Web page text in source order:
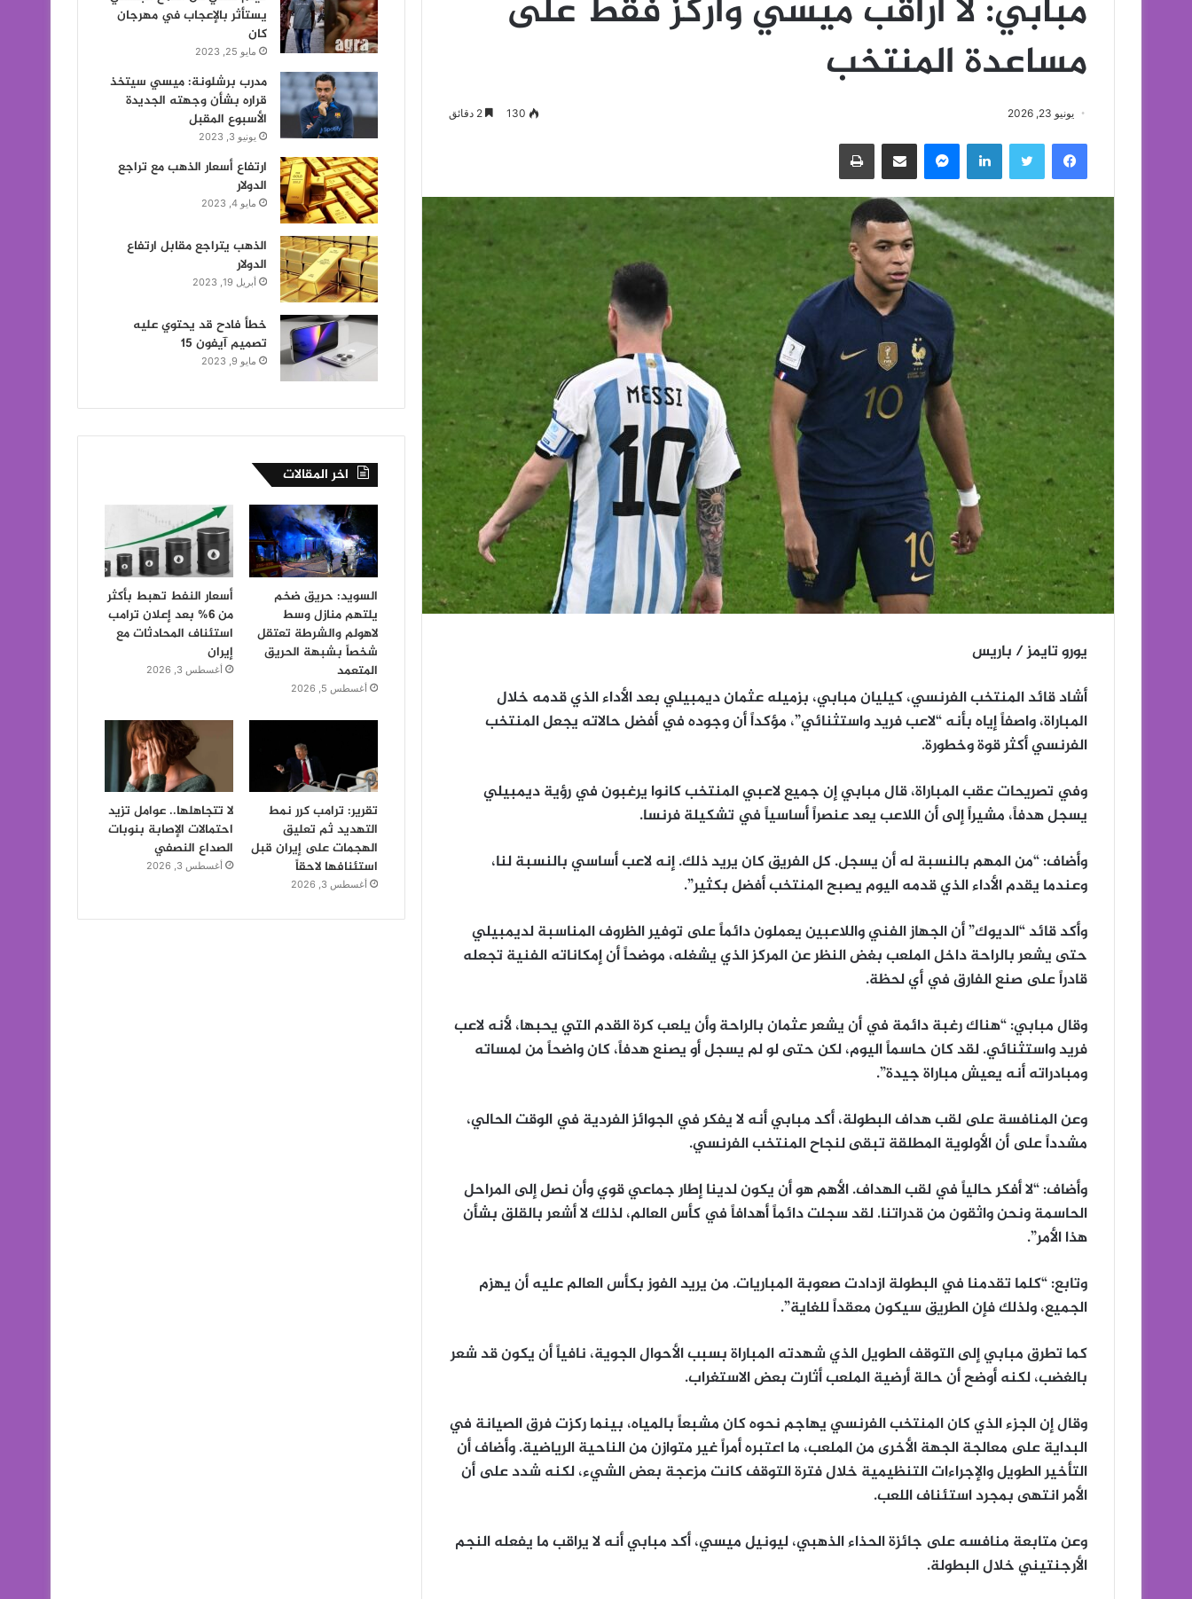
مبابي: لا أراقب ميسي وأركز فقط على
مساعدة المنتخب
يونيو 23, 2026 130
فيسبوك تويتر لينكدإن ماسنجر مشاركة عبر البريد طباعة
يورو تايمز / باريس
أشاد قائد المنتخب الفرنسي، كيليان مبابي، بزميله عثمان ديمبيلي بعد الأداء الذي قدمه خلال
المباراة، واصفاً إياه بأنه “لاعب فريد واستثنائي”، مؤكداً أن وجوده في أفضل حالاته يجعل المنتخب
الفرنسي أكثر قوة وخطورة.
وفي تصريحات عقب المباراة، قال مبابي إن جميع لاعبي المنتخب كانوا يرغبون في رؤية ديمبيلي
يسجل هدفاً، مشيراً إلى أن اللاعب يعد عنصراً أساسياً في تشكيلة فرنسا.
وأضاف: “من المهم بالنسبة له أن يسجل. كل الفريق كان يريد ذلك. إنه لاعب أساسي بالنسبة لنا،
وعندما يقدم الأداء الذي قدمه اليوم يصبح المنتخب أفضل بكثير”.
وأكد قائد “الديوك” أن الجهاز الفني واللاعبين يعملون دائماً على توفير الظروف المناسبة لديمبيلي
حتى يشعر بالراحة داخل الملعب بغض النظر عن المركز الذي يشغله، موضحاً أن إمكاناته الفنية تجعله
قادراً على صنع الفارق في أي لحظة.
وقال مبابي: “هناك رغبة دائمة في أن يشعر عثمان بالراحة وأن يلعب كرة القدم التي يحبها، لأنه لاعب
فريد واستثنائي. لقد كان حاسماً اليوم، لكن حتى لو لم يسجل أو يصنع هدفاً، كان واضحاً من لمساته
ومبادراته أنه يعيش مباراة جيدة”.
وعن المنافسة على لقب هداف البطولة، أكد مبابي أنه لا يفكر في الجوائز الفردية في الوقت الحالي،
مشدداً على أن الأولوية المطلقة تبقى لنجاح المنتخب الفرنسي.
وأضاف: “لا أفكر حالياً في لقب الهداف. الأهم هو أن يكون لدينا إطار جماعي قوي وأن نصل إلى المراحل
الحاسمة ونحن واثقون من قدراتنا. لقد سجلت دائماً أهدافاً في كأس العالم، لذلك لا أشعر بالقلق بشأن
هذا الأمر”.
وتابع: “كلما تقدمنا في البطولة ازدادت صعوبة المباريات. من يريد الفوز بكأس العالم عليه أن يهزم
الجميع، ولذلك فإن الطريق سيكون معقداً للغاية”.
كما تطرق مبابي إلى التوقف الطويل الذي شهدته المباراة بسبب الأحوال الجوية، نافياً أن يكون قد شعر
بالغضب، لكنه أوضح أن حالة أرضية الملعب أثارت بعض الاستغراب.
وقال إن الجزء الذي كان المنتخب الفرنسي يهاجم نحوه كان مشبعاً بالمياه، بينما ركزت فرق الصيانة في
البداية على معالجة الجهة الأخرى من الملعب، ما اعتبره أمراً غير متوازن من الناحية الرياضية. وأضاف أن
التأخير الطويل والإجراءات التنظيمية خلال فترة التوقف كانت مزعجة بعض الشيء، لكنه شدد على أن
الأمر انتهى بمجرد استئناف اللعب.
وعن متابعة منافسه على جائزة الحذاء الذهبي، ليونيل ميسي، أكد مبابي أنه لا يراقب ما يفعله النجم
الأرجنتيني خلال البطولة.
يستأثر بالإعجاب في مهرجان
كان
مايو 25, 2023
مدرب برشلونة: ميسي سيتخذ
قراره بشأن وجهته الجديدة
الأسبوع المقبل
يونيو 3, 2023
ارتفاع أسعار الذهب مع تراجع
الدولار
مايو 4, 2023
الذهب يتراجع مقابل ارتفاع
الدولار
أبريل 19, 2023
خطأ فادح قد يحتوي عليه
تصميم آيفون 15
مايو 9, 2023
اخر المقالات
السويد: حريق ضخم
يلتهم منازل وسط
لاهولم والشرطة تعتقل
شخصاً بشبهة الحريق
المتعمد
أغسطس 5, 2026
أسعار النفط تهبط بأكثر
من 6% بعد إعلان ترامب
استئناف المحادثات مع
إيران
أغسطس 3, 2026
تقرير: ترامب كرر نمط
التهديد ثم تعليق
الهجمات على إيران قبل
استئنافها لاحقاً
أغسطس 3, 2026
لا تتجاهلها.. عوامل تزيد
احتمالات الإصابة بنوبات
الصداع النصفي
أغسطس 3, 2026